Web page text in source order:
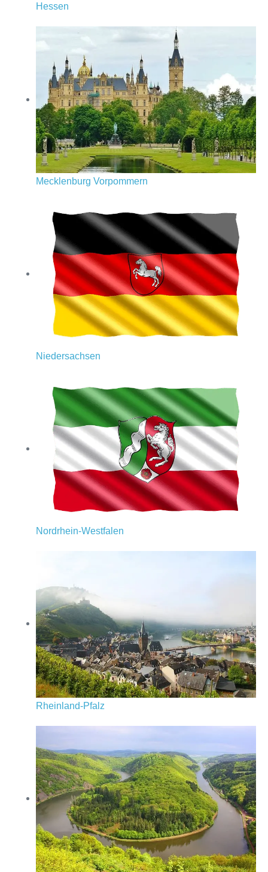
Hessen
Mecklenburg Vorpommern
Niedersachsen
Nordrhein-Westfalen
Rheinland-Pfalz